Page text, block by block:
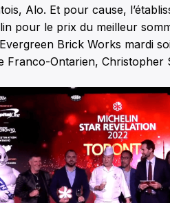
Alo. Et pour cause,
pour le prix du meilleur
Brick Works mardi
Franco-Ontarien, Christopher